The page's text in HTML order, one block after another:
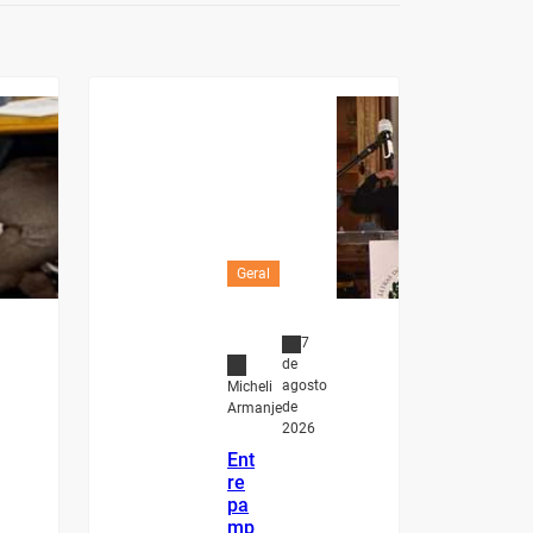
Geral
Micheli
Armanje
7
de
agosto
de
2026
Ent
re
pa
mp